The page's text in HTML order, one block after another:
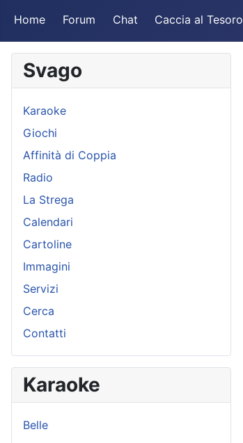
Home Forum Chat Caccia al Tesoro
Svago
Karaoke
Giochi
Affinità di Coppia
Radio
La Strega
Calendari
Cartoline
Immagini
Servizi
Cerca
Contatti
Karaoke
Belle